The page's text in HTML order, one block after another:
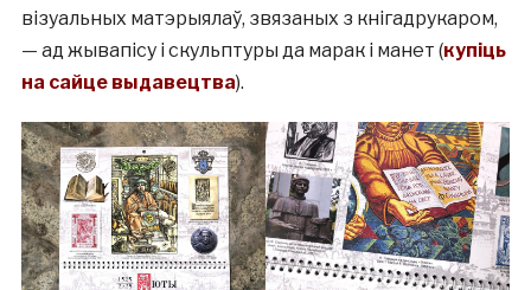
візуальных матэрыялаў, звязаных з кнігадрукаром,
— ад жывапісу і скульптуры да марак і манет (купіць
на сайце выдавецтва).